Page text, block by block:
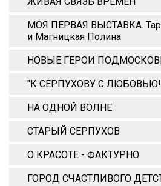
МОЯ ПЕРВАЯ ВЫСТАВКА.
и Магницкая Полина
НОВЫЕ ГЕРОИ
"К СЕРПУХОВУ С
НА ОДНОЙ ВОЛНЕ
СТАРЫЙ СЕРПУХОВ
О КРАСОТЕ - ФАКТУРНО
ГОРОД СЧАСТЛИВОГО